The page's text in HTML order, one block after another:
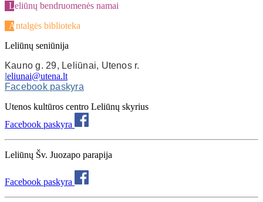
Leliūnų bendruomenės namai
Antalgės biblioteka
Leliūnų seniūnija
Kauno g. 29, Leliūnai, Utenos r.
leliunai@utena.lt
Facebook paskyra
Utenos kultūros centro Leliūnų skyrius
Facebook paskyra
Leliūnų Šv. Juozapo parapija
Facebook paskyra